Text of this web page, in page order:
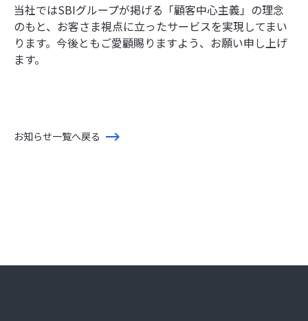
当社ではSBIグループが掲げる「顧客中心主義」の理念
のもと、お客さま視点に立ったサービスを実現してまい
ります。今後ともご愛顧賜りますよう、お願い申し上げ
ます。
お知らせ一覧へ戻る